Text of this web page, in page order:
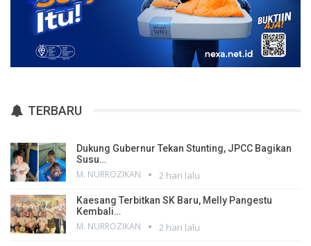
TERBARU
Dukung Gubernur Tekan Stunting, JPCC Bagikan
Susu…
M. NURROZIKAN 2 hari lalu
Kaesang Terbitkan SK Baru, Melly Pangestu
Kembali…
M. NURROZIKAN 2 hari lalu